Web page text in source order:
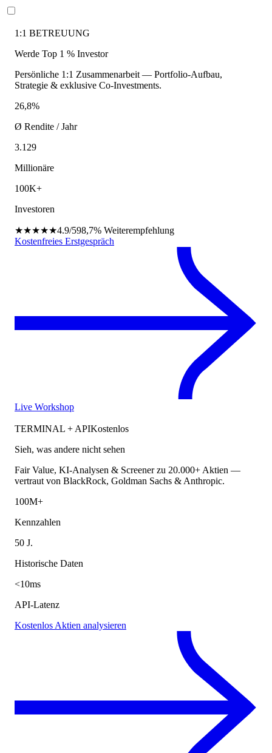
1:1 BETREUUNG
Werde Top 1 % Investor
Persönliche 1:1 Zusammenarbeit — Portfolio-Aufbau,
Strategie & exklusive Co-Investments.
26,8%
Ø Rendite / Jahr
3.129
Millionäre
100K+
Investoren
★★★★★4.9/598,7% Weiterempfehlung
Kostenfreies Erstgespräch
Live Workshop
TERMINAL + APIKostenlos
Sieh, was andere nicht sehen
Fair Value, KI-Analysen & Screener zu 20.000+ Aktien —
vertraut von BlackRock, Goldman Sachs & Anthropic.
100M+
Kennzahlen
50 J.
Historische Daten
<10ms
API-Latenz
Kostenlos Aktien analysieren